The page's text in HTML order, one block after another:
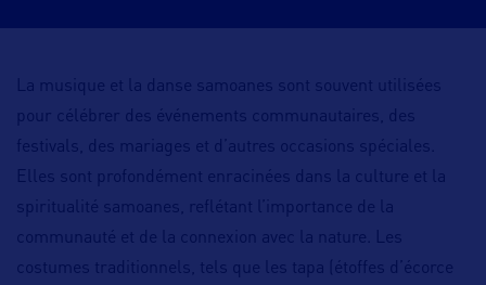
La musique et la danse samoanes sont souvent utilisées
pour célébrer des événements communautaires, des
festivals, des mariages et d’autres occasions spéciales.
Elles sont profondément enracinées dans la culture et la
spiritualité samoanes, reflétant l’importance de la
communauté et de la connexion avec la nature. Les
costumes traditionnels, tels que les tapa (étoffes d’écorce